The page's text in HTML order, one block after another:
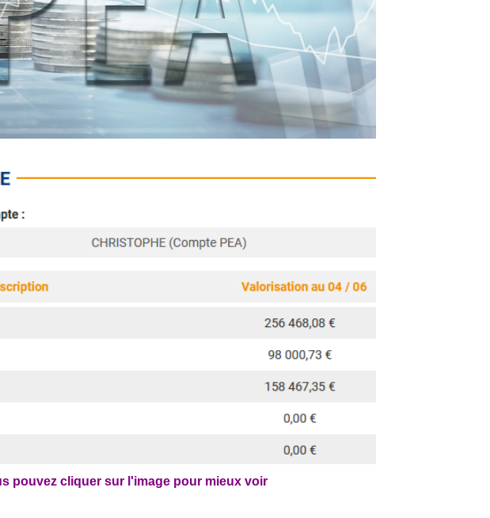
pouvez cliquer sur l'image pour mieux voir